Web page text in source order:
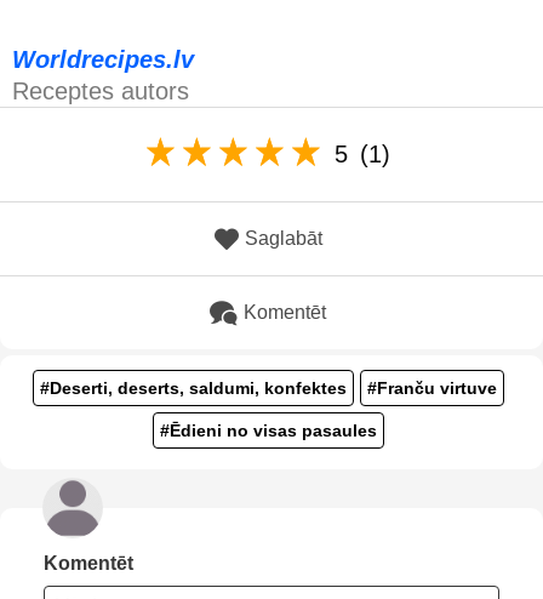
Worldrecipes.lv
Receptes autors
5 (1)
Saglabāt
Komentēt
#Deserti, deserts, saldumi, konfektes #Franču virtuve
#Ēdieni no visas pasaules
Komentēt